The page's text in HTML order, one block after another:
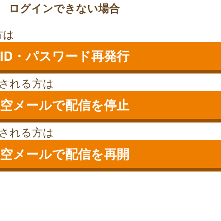
ログインできない場合
ID・パスワード再発行
れる方は
空メールで配信を停止
れる方は
空メールで配信を再開